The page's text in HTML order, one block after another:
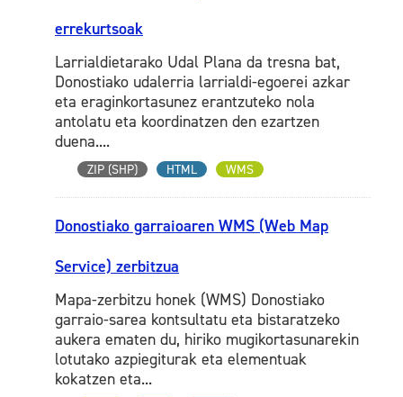
errekurtsoak
Larrialdietarako Udal Plana da tresna bat,
Donostiako udalerria larrialdi-egoerei azkar
eta eraginkortasunez erantzuteko nola
antolatu eta koordinatzen den ezartzen
duena....
ZIP (SHP) HTML WMS
Donostiako garraioaren WMS (Web Map
Service) zerbitzua
Mapa-zerbitzu honek (WMS) Donostiako
garraio-sarea kontsultatu eta bistaratzeko
aukera ematen du, hiriko mugikortasunarekin
lotutako azpiegiturak eta elementuak
kokatzen eta...